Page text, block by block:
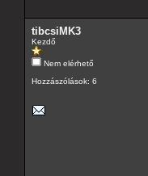
tibcsiMK3
Kezdő
Nem elérhető
Hozzászólások: 6